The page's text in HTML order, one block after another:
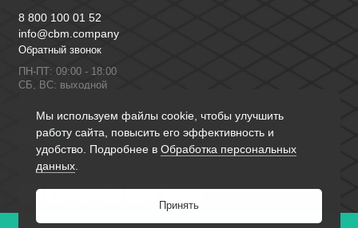
0
Мы используем файлы cookie, чтобы улучшить
работу сайта, повысить его эффективность и
удобство. Подробнее в Обработка персональных
данных
Принять
8 800 100 01 52
info@cbm.company
Обратный звонок
ПН-ПТ: 09:00 - 18:00
СБ, ВС: выходной
Мы в сети